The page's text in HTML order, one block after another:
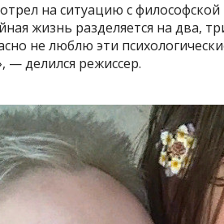
на ситуацию с
жизнь разделяется на два,
не люблю эти
— делился режиссер.